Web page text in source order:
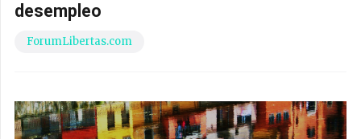
desempleo
ForumLibertas.com